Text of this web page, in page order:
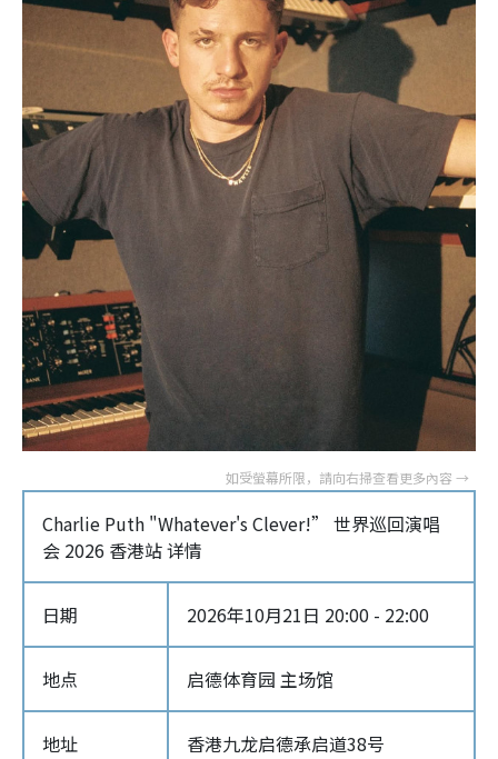
Charlie Puth "Whatever's Clever!” 世界巡回演唱
会 2026 香港站 详情
日期 2026年10月21日 20:00 - 22:00
地点 启德体育园 主场馆
地址 香港九龙启德承启道38号